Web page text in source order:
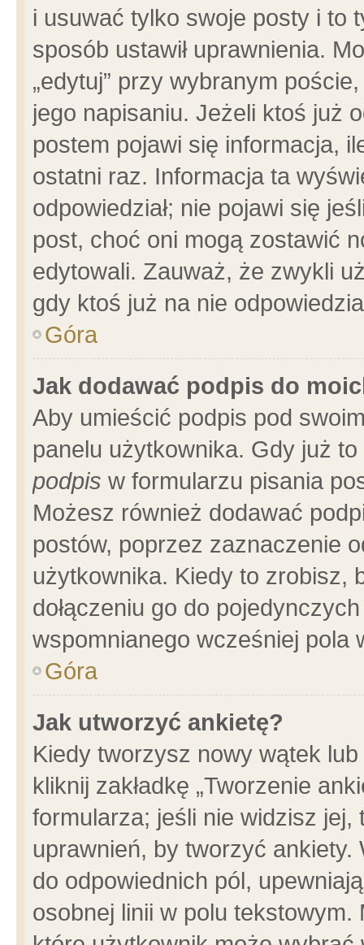
i usuwać tylko swoje posty i to
sposób ustawił uprawnienia.
„edytuj” przy wybranym
jego napisaniu. Jeżeli ktoś już
postem pojawi się informacja,
ostatni raz. Informacja ta
odpowiedział; nie pojawi się
post, choć oni mogą zostawić
edytowali. Zauważ, że zwykli
gdy ktoś już na nie
Góra
Jak dodawać podpis do
Aby umieścić podpis pod
panelu użytkownika. Gdy już
podpis w formularzu pisania
Możesz również dodawać
postów, poprzez zaznaczenie
użytkownika. Kiedy to zrobisz,
dołączeniu go do
wspomnianego wcześniej pola
Góra
Jak utworzyć ankietę?
Kiedy tworzysz nowy wątek
kliknij zakładkę „Tworzenie
formularza; jeśli nie widzisz
uprawnień, by tworzyć ankiety.
do odpowiednich pól,
osobnej linii w polu